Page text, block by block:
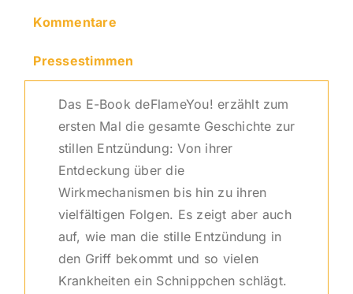
Kommentare
Pressestimmen
Das E-Book deFlameYou! erzählt zum
ersten Mal die gesamte Geschichte zur
stillen Entzündung: Von ihrer
Entdeckung über die
Wirkmechanismen bis hin zu ihren
vielfältigen Folgen. Es zeigt aber auch
auf, wie man die stille Entzündung in
den Griff bekommt und so vielen
Krankheiten ein Schnippchen schlägt.